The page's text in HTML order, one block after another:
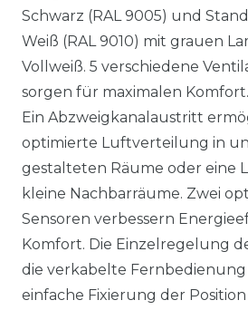
Schwarz (RAL 9005) und
Weiß (RAL 9010) mit grauen
Vollweiß. 5 verschiedene
sorgen für maximalen Komfort.
Ein Abzweigkanalaustritt
optimierte Luftverteilung in
gestalteten Räume oder eine
kleine Nachbarräume. Zwei
Sensoren verbessern
Komfort. Die Einzelregelung
die verkabelte
einfache Fixierung der